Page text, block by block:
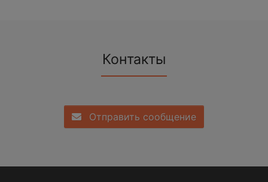
Контакты
Отправить сообщение